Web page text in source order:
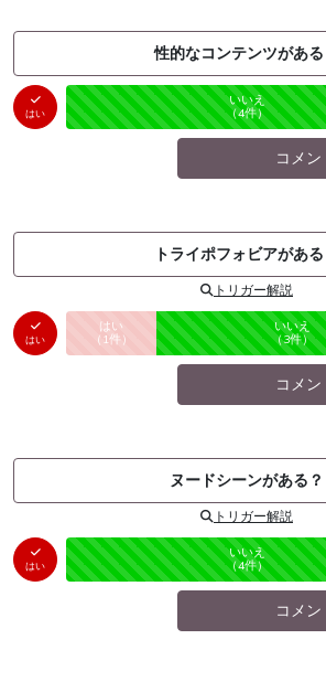
性的なコンテンツがある
はい
はい
（0件）
未投票
いいえ
（4件）
コメン
トライポフォビアがある
トリガー解説
はい
はい
（ 1件） 未投票
いいえ
（3件）
コメン
ヌードシーンがある？
トリガー解説
はい
はい
（0件）
未投票
いいえ
（4件）
コメン